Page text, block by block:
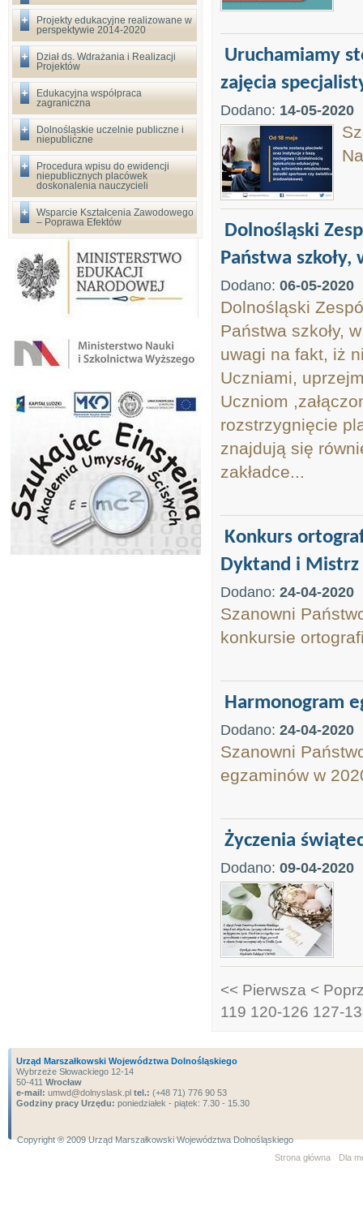
Projekty edukacyjne realizowane w
perspektywie 2014-2020
Dział ds. Wdrażania i Realizacji
Projektów
Edukacyjna współpraca
zagraniczna
Dolnośląskie uczelnie publiczne i
niepubliczne
Procedura wpisu do ewidencji
niepublicznych placówek
doskonalenia nauczycieli
Wsparcie Kształcenia Zawodowego
– Poprawa Efektów
Uruchamiamy
zajęcia
Dodano: 14-05-2020
Dolnośląski
Państwa
Dodano: 06-05-2020
Dolnośląski
Państwa szkoły,
uwagi na fakt, iż
Uczniami,
Uczniom
rozstrzygnięcie
znajdują się
zakładce...
Konkurs
Dyktand i
Dodano: 24-04-2020
Szanowni
konkursie
Harmonogram
Dodano: 24-04-2020
Szanowni
egzaminów w
Życzenia
Dodano: 09-04-2020
<< Pierwsza <
119 120-126 127-
Urząd Marszałkowski Województwa Dolnośląskiego
Wybrzeże Słowackiego 12-14
50-411 Wrocław
e-mail: umwd@dolnyslask.pl tel.: (+48 71) 776 90 53
Godziny pracy Urzędu: poniedziałek - piątek: 7.30 - 15.30
Copyright ® 2009 Urząd Marszałkowski Województwa Dolnośląskiego
Strona główna
Dla